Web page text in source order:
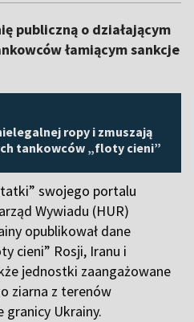
publiczną o działającym
łamiącym sankcje
ropy i zmuszają
tankowców „floty cieni”
swojego portalu
Wywiadu (HUR)
opublikował dane
cieni” Rosji, Iranu i
jednostki zaangażowane
ziarna z terenów
granicy Ukrainy.